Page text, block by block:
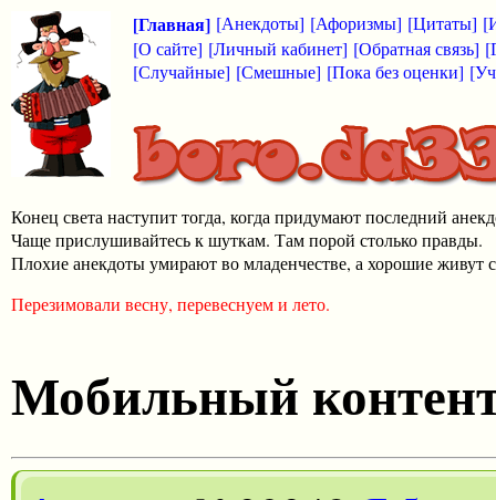
[Главная] [Анекдоты] [Афоризмы] [Цитаты]
[О сайте] [Личный кабинет] [Обратная связь]
[Случайные] [Смешные] [Пока без оценки]
Конец света наступит тогда, когда придумают последний
Чаще прислушивайтесь к шуткам. Там порой столько правды.
Плохие анекдоты умирают во младенчестве, а хорошие живут
Перезимовали весну, перевеснуем и лето.
Мобильный